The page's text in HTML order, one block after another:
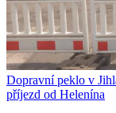
Dopravní peklo v
příjezd od Helenína